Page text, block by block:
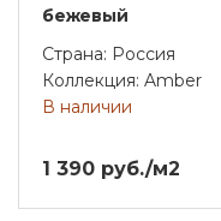
бежевый
Страна: Россия
Коллекция: Amber
В наличии
1 390 руб./м2